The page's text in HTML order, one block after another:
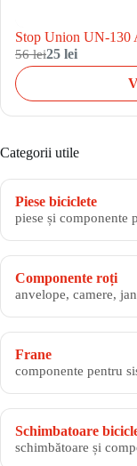
Stop Union UN-130
56 lei25 lei
Categorii utile
Piese biciclete
piese și componente
Componente roți
anvelope, camere,
Frane
componente pentru
Schimbatoare
schimbătoare și